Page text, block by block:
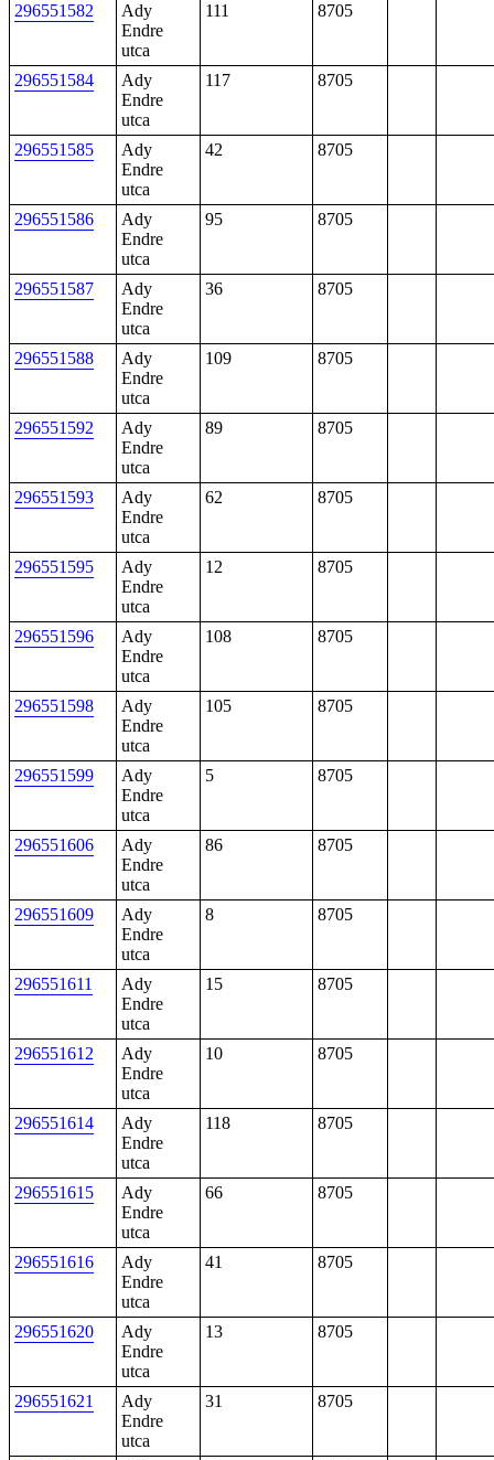
296551582
Ady
Endre
utca
111 8705
296551584
Ady
Endre
utca
117 8705
296551585
Ady
Endre
utca
42 8705
296551586
Ady
Endre
utca
95 8705
296551587
Ady
Endre
utca
36 8705
296551588
Ady
Endre
utca
109 8705
296551592
Ady
Endre
utca
89 8705
296551593
Ady
Endre
utca
62 8705
296551595
Ady
Endre
utca
12 8705
296551596
Ady
Endre
utca
108 8705
296551598
Ady
Endre
utca
105 8705
296551599
Ady
Endre
utca
5 8705
296551606
Ady
Endre
utca
86 8705
296551609
Ady
Endre
utca
8 8705
296551611
Ady
Endre
utca
15 8705
296551612
Ady
Endre
utca
10 8705
296551614
Ady
Endre
utca
118 8705
296551615
Ady
Endre
utca
66 8705
296551616
Ady
Endre
utca
41 8705
296551620
Ady
Endre
utca
13 8705
296551621
Ady
Endre
utca
31 8705